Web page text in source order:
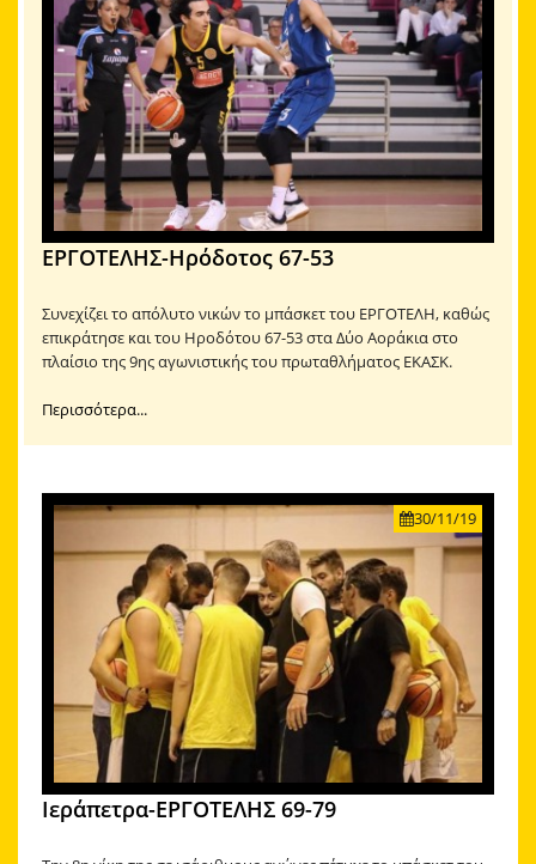
ΕΡΓΟΤΕΛΗΣ-Ηρόδοτος 67-53
Συνεχίζει το απόλυτο νικών το μπάσκετ του ΕΡΓΟΤΕΛΗ, καθώς
επικράτησε και του Ηροδότου 67-53 στα Δύο Αοράκια στο
πλαίσιο της 9ης αγωνιστικής του πρωταθλήματος ΕΚΑΣΚ.
Περισσότερα...
30/11/19
Ιεράπετρα-ΕΡΓΟΤΕΛΗΣ 69-79